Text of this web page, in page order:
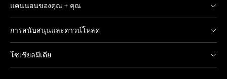
แคนนอนของคุณ + คุณ
การสนับสนุนและดาวน์โหลด
โซเชียลมีเดีย